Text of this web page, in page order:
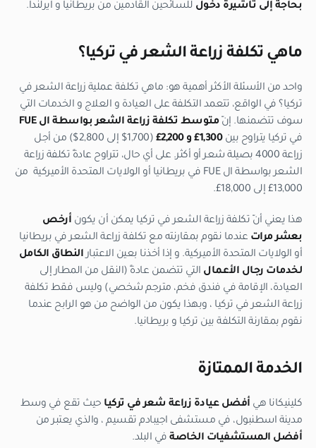
بحاجة إلى تأشيرة دخول للسائحين القادمين من بريطانيا و ايرلندا.
ماهي تكلفة زراعة الشعر في تركيا؟
واحد من الأسئلة الأكثر أهمية هو: ماهي تكلفة عملية زراعة الشعر في
تركيا؟ في الواقع، تتعمد التكلفة على العيادة و العلاج و الخدمات التي
سوف تتضمنها. إنّمتوسط تكلفة زراعة الشعر بواسطة الFUE
في تركيا يتراوح بين1,300
£ و2,200
£
(1,700$ إلى 2,800$) من أجل
زراعة 4000 بصيلة شعر أو أكثر. على أي حال، تتراوح عادةً تكلفة زراعة
الشعر بواسطة ال FUE في بريطانيا أو الولايات المتحدة الأميركية من
13,000£ إلى 18,000£.
هذا يعني أنّ تكلفة زراعة الشعر في تركيا يمكن أن يكون أرخص
بعشر مرات عندما نقوم بمقارنته مع تكلفة زراعة الشعر في بريطانيا
أو الولايات المتحدة الأميركية. و إذا أخذنا بعين الاعتبار النطاق الكامل
لخدمات رجال الأعمال التي تتضمن عادةً (النقل من المطار إلى
العيادة، الإقامة في فندق فخم، مترجم شخصي) وليس فقط تكلفة
زراعة الشعر في تركيا ، وبهذا يكون من الواضح من هو الرابح عندما
نقوم بمقارنة التكلفة بين تركيا و بريطانيا.
الخدمة الممتازة
كلينيكانا هي أفضل عيادة زراعة شعر في تركيا حيث تقع في وسط
مدينة اسطنبول، في مستشفى اجيبادم تقسيم ، والذي يعتبر من
أفضل المستشفيات الخاصة في البلد.